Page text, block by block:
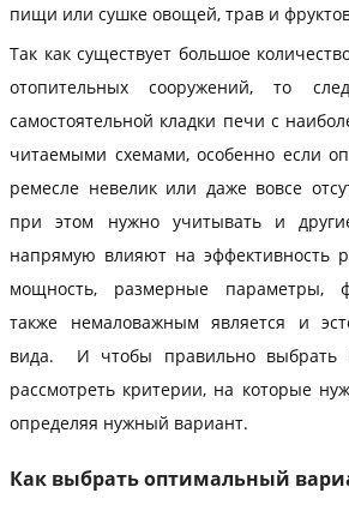
пищи или сушке овощей, трав и
Так как существует большое
отопительных сооружений, то
самостоятельной кладки печи с
читаемыми схемами, особенно если
ремесле невелик или даже вовсе
при этом нужно учитывать и
напрямую влияют на эффективность
мощность, размерные параметры,
также немаловажным является и
вида. И чтобы правильно выбрать
рассмотреть критерии, на которые
определяя нужный вариант.
Как выбрать оптимальный